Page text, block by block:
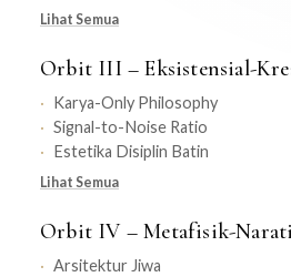
Lihat Semua
Orbit III – Eksistensial-
Karya-Only Philosophy
Signal-to-Noise Ratio
Estetika Disiplin Batin
Lihat Semua
Orbit IV – Metafisik-
Arsitektur Jiwa